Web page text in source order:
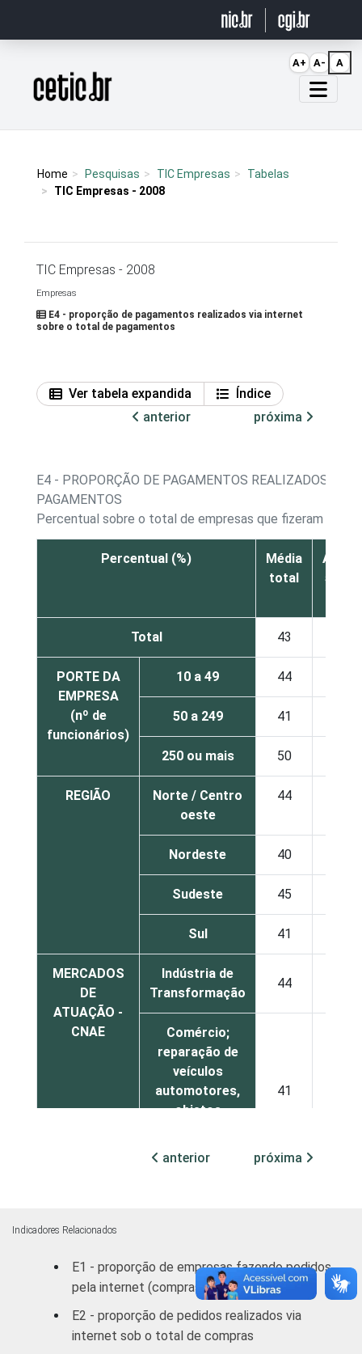
Página inicial
Home Pesquisas TIC Empresas
Tabelas
TIC Empresas - 2008
TIC Empresas - 2008
Empresas
E4 - proporção de pagamentos realizados via internet
sobre o total de pagamentos
Ver tabela expandida
Índice
anterior
próxima
E4 - PROPORÇÃO DE PAGAMENTOS REALIZADOS VIA
PAGAMENTOS
Percentual sobre o total de empresas que fizeram
Percentual (%)
Média
total
Até
5%
Total 43
PORTE DA
EMPRESA
(nº de
funcionários)
10 a 49 44
50 a 249 41
250 ou mais 50
REGIÃO
Norte / Centro
oeste
44
Nordeste 40
Sudeste 45
Sul 41
MERCADOS
DE
ATUAÇÃO -
CNAE
Indústria de
Transformação
44
Comércio;
reparação de
veículos
automotores,
objetos
domésticos
41
armazenagem
e
comunicações/
Atividades
imobiliárias,
anterior próxima
Indicadores Relacionados
E1 - proporção de empresas fazendo pedidos
pela internet (compras)
E2 - proporção de pedidos realizados via
internet sob o total de compras
A+ A- A